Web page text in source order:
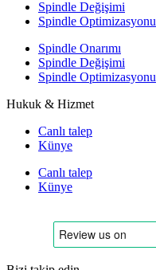
Spindle Değişimi
Spindle Optimizasyonu
Spindle Onarımı
Spindle Değişimi
Spindle Optimizasyonu
Hukuk & Hizmet
Canlı talep
Künye
Canlı talep
Künye